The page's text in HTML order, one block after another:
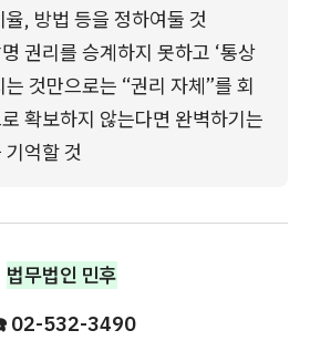
, 방법 등을 정하여둘 것
권리를 승계하지 못하고 ‘통상
는 것만으로는 “권리 자체”를 회
확보하지 않는다면 완벽하기는
억할 것
법무법인 민후
02-532-3490